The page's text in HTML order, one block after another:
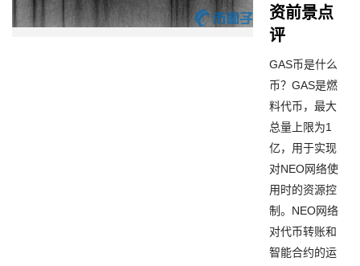
资前景点
评
GAS币是什么
币？GAS是燃
料代币，最大
总量上限为1
亿，用于实现
对NEO网络使
用时的资源控
制。NEO网络
对代币转账和
智能合约的运